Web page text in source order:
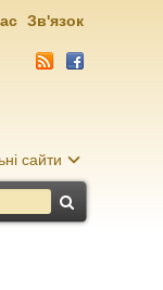
сайти
Зв'язок